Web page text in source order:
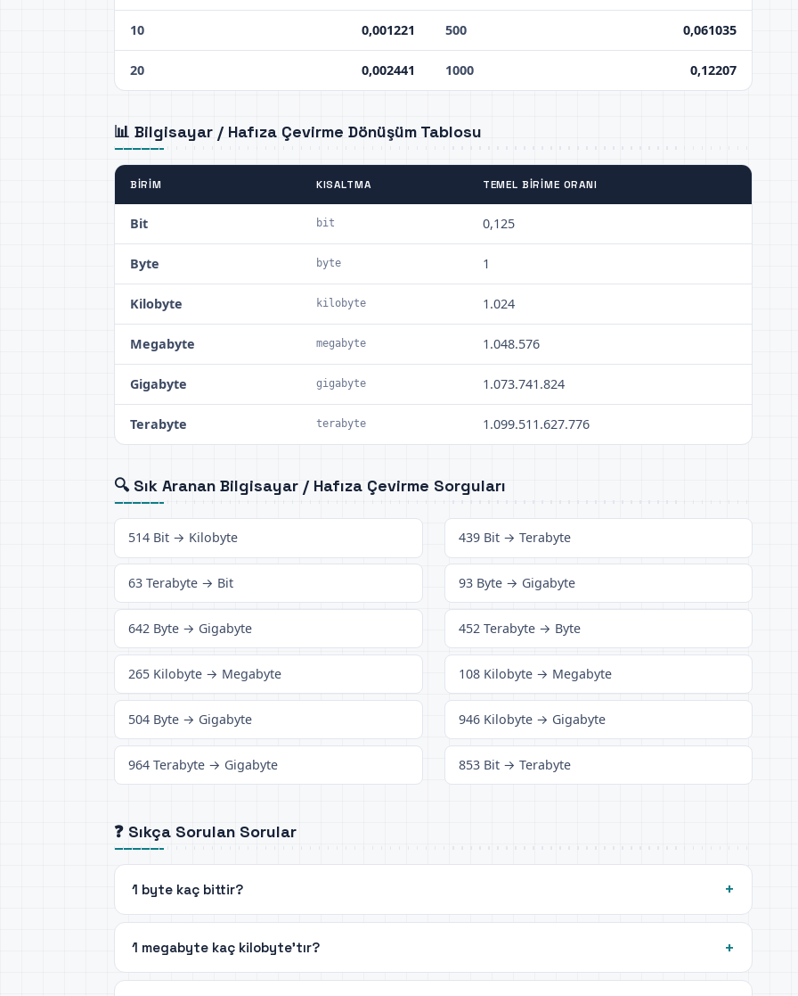
10 0,001221 500 0,061035
20 0,002441 1000 0,12207
📊 Bilgisayar / Hafıza Çevirme Dönüşüm Tablosu
BIRIM KISALTMA TEMEL BIRIME ORANI
Bit bit 0,125
Byte byte 1
Kilobyte kilobyte 1.024
Megabyte megabyte 1.048.576
Gigabyte gigabyte 1.073.741.824
Terabyte terabyte 1.099.511.627.776
🔍 Sık Aranan Bilgisayar / Hafıza Çevirme Sorguları
514 Bit → Kilobyte
63 Terabyte → Bit
642 Byte → Gigabyte
265 Kilobyte → Megabyte
504 Byte → Gigabyte
964 Terabyte → Gigabyte
439 Bit → Terabyte
93 Byte → Gigabyte
452 Terabyte → Byte
108 Kilobyte → Megabyte
946 Kilobyte → Gigabyte
853 Bit → Terabyte
❓ Sıkça Sorulan Sorular
1 byte kaç bittir?
1 megabyte kaç kilobyte'tır?